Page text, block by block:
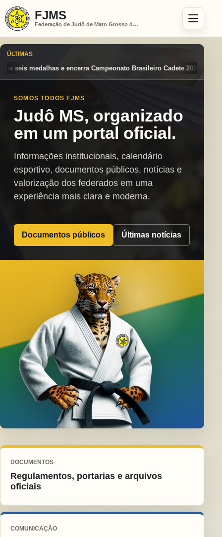
FJMS
Federação de Judô de Mato Grosso do Sul
ÚLTIMAS
Brasileiro Cadete 2026 entre os destaques nacionais
SOMOS TODOS FJMS
Judô MS, organizado
em um portal oficial.
Informações institucionais, calendário
esportivo, documentos públicos, notícias e
valorização dos federados em uma
experiência mais clara e moderna.
Documentos públicos Últimas notícias
DOCUMENTOS
Regulamentos, portarias e arquivos
oficiais
COMUNICAÇÃO